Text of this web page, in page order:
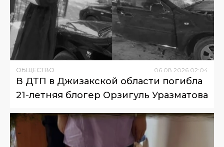
ОБЩЕСТВО 06 08 2026 02:04
В ДТП в Джизакской области погибла
21-летняя блогер Орзигуль Уразматова